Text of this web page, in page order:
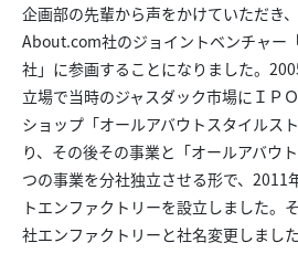
企画部の先輩から声をかけていただき
About.com社のジョイントベンチャー
社」に参画することになりました。
立場で当時のジャスダック市場にＩＰ
ショップ「オールアバウトスタイルス
り、その後その事業と「オールアバウ
つの事業を分社独立させる形で、2011
トエンファクトリーを設立しました。
社エンファクトリーと社名変更しました